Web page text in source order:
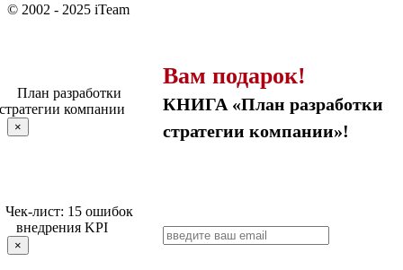
© 2002 - 2025 iTeam
Вам подарок!
КНИГА «План разработки
стратегии компании»!
×
×